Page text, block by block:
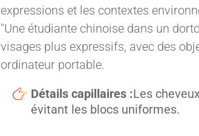
expressions et les contextes
"Une étudiante chinoise dans un
visages plus expressifs, avec des
ordinateur portable.
Détails capillaires :Les
évitant les blocs uniformes.